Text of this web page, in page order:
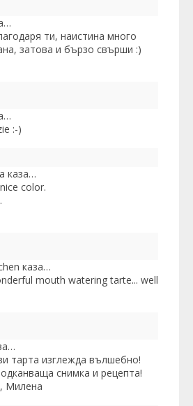
ти, наистина много
затова и бързо свърши :)
:-)
каза…
color.
каза…
mouth watering tarte... well
тарта изглежда вълшебно!
снимка и рецепта!
Милена